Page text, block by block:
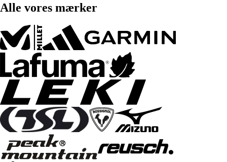
Alle vores mærker